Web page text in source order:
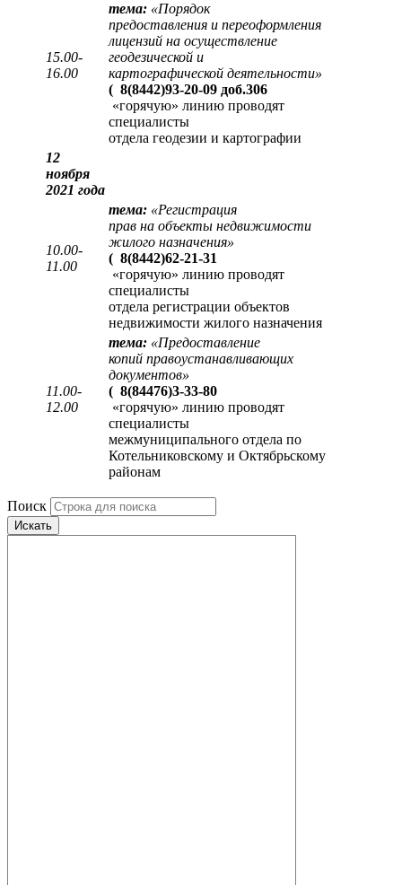
15.00-
16.00
тема: «Порядок
предоставления и переоформления
лицензий на осуществление
геодезической и
картографической деятельности»
( 8(8442)93-20-09 доб.306
«горячую» линию проводят
специалисты
отдела геодезии и картографии
12
ноября
2021 года
10.00-
11.00
тема: «Регистрация
прав на объекты недвижимости
жилого назначения»
( 8(8442)62-21-31
«горячую» линию проводят
специалисты
отдела регистрации объектов
недвижимости жилого назначения
11.00-
12.00
тема: «Предоставление
копий правоустанавливающих
документов»
( 8(84476)3-33-80
«горячую» линию проводят
специалисты
межмуниципального отдела по
Котельниковскому и Октябрьскому
районам
Поиск
Искать